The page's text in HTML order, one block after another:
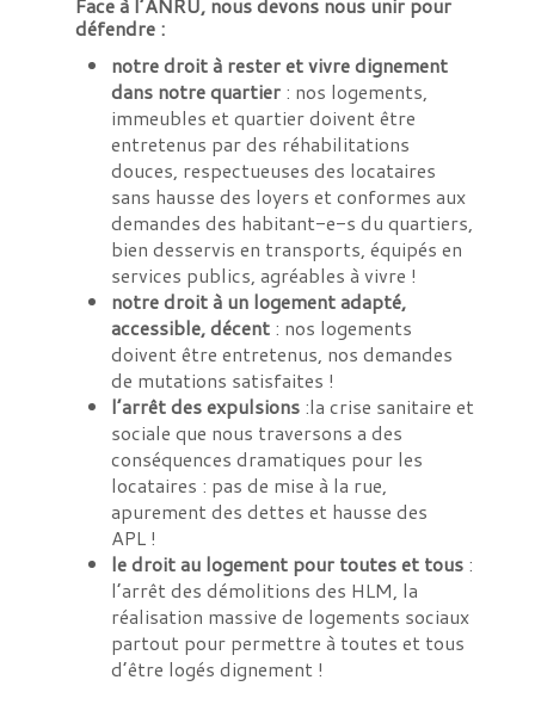
défendre :
notre droit à rester et vivre dignement
dans notre quartier: nos logements,
immeubles et quartier doivent être
entretenus par des réhabilitations
douces, respectueuses des locataires
sans hausse des loyers et conformes aux
demandes des habitant-e-s du quartiers,
bien desservis en transports, équipés en
services publics, agréables à vivre !
notre droit à un logement adapté,
accessible, décent : nos logements
doivent être entretenus, nos demandes
de mutations satisfaites !
l’arrêt des expulsions:la crise sanitaire et
sociale que nous traversons a des
conséquences dramatiques pour les
locataires : pas de mise à la rue,
apurement des dettes et hausse des
APL !
le droit au logement pour toutes et tous:
l’arrêt des démolitions des HLM, la
réalisation massive de logements sociaux
partout pour permettre à toutes et tous
d’être logés dignement !